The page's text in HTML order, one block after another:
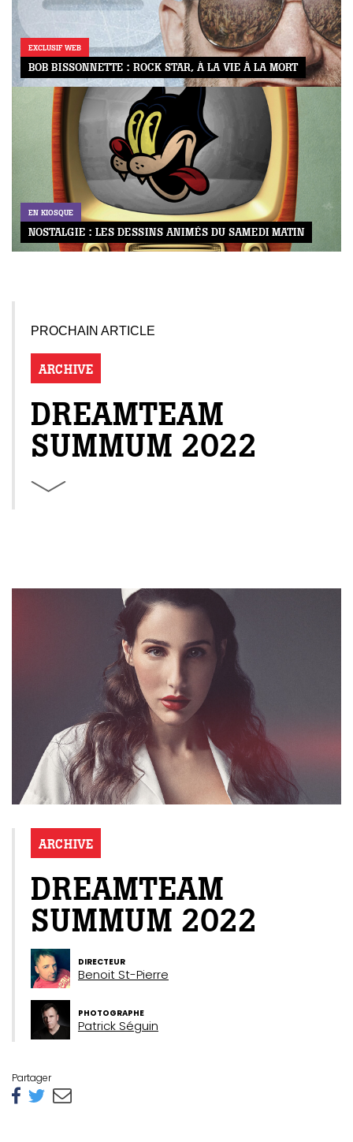
EXCLUSIF WEB
BOB BISSONNETTE : ROCK STAR, À LA VIE À LA MORT
EN KIOSQUE
NOSTALGIE : LES DESSINS ANIMÉS DU SAMEDI MATIN
PROCHAIN ARTICLE
ARCHIVE
DREAMTEAM
SUMMUM 2022
ARCHIVE
DREAMTEAM
SUMMUM 2022
DIRECTEUR
Benoit St-Pierre
PHOTOGRAPHE
Patrick Séguin
Partager